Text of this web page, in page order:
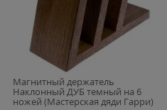
Магнитный держатель
Наклонный ДУБ темный на 6
ножей (Мастерская дяди Гарри)